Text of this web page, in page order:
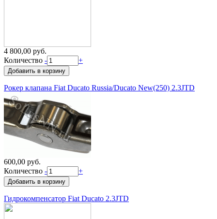
4 800,00 руб.
Количество - +
Рокер клапана Fiat Ducato Russia/Ducato New(250) 2.3JTD
600,00 руб.
Количество - +
Гидрокомпенсатор Fiat Ducato 2.3JTD